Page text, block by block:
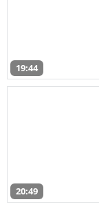
19:44
20:49